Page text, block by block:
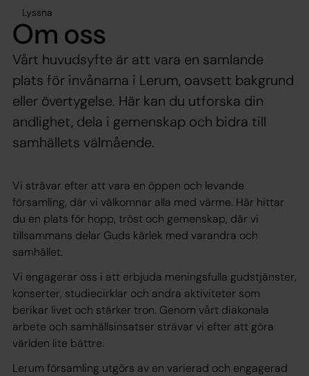
Lyssna
Om oss
Vårt huvudsyfte är att vara en samlande
plats för invånarna i Lerum, oavsett bakgrund
eller övertygelse. Här kan du utforska din
andlighet, dela i gemenskap och bidra till
samhällets välmående.
Vi strävar efter att vara en öppen och levande
församling, där vi välkomnar alla med värme. Här hittar
du en plats för hopp, tröst och gemenskap, där vi
tillsammans delar Guds kärlek med varandra och
samhället.
Vi engagerar oss i att erbjuda meningsfulla gudstjänster,
konserter, studiecirklar och andra aktiviteter som
berikar livet och stärker tron. Genom vårt diakonala
arbete och samhällsinsatser strävar vi efter att göra
världen lite bättre.
Lerum församling utgörs av en varierad och engagerad